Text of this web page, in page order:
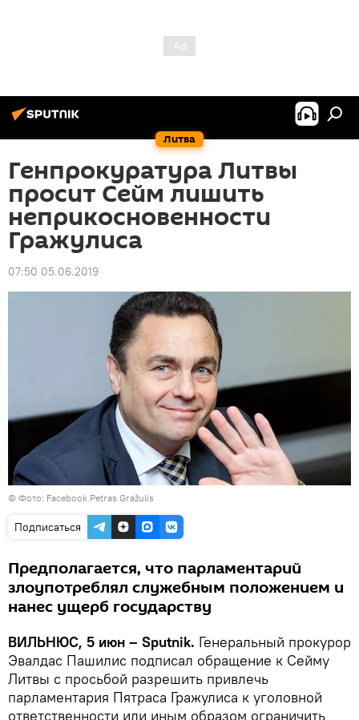
Литва
Генпрокуратура Литвы
просит Сейм лишить
неприкосновенности
Гражулиса
07:50 05.06.2019
© Фото: Facebook Petras Gražulis
Подписаться
Предполагается, что парламентарий
злоупотреблял служебным положением и
нанес ущерб государству
ВИЛЬНЮС, 5 июн – Sputnik. Генеральный прокурор
Эвалдас Пашилис подписал обращение к Сейму
Литвы с просьбой разрешить привлечь
парламентария Пятраса Гражулиса к уголовной
ответственности или иным образом ограничить